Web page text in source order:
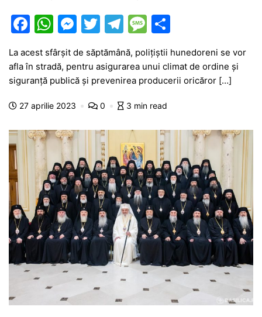
F
c
e
b
o
o
k
W
h
at
s
A
p
M
s
s
e
g
er
T
itt
er
T
e
gr
a
m
M
e
s
s
a
g
e
ta
je
ă
La acest sfârşit de săptămână, poliţiştii hunedoreni se vor
afla în stradă, pentru asigurarea unui climat de ordine şi
siguranţă publică şi prevenirea producerii oricăror […]
27 aprilie 2023 0 3 min read